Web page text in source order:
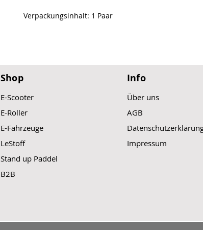
Verpackungsinhalt: 1 Paar
Shop
E-Scooter
E-Roller
E-Fahrzeuge
LeStoff
Stand up Paddel
B2B
Info
Über uns
AGB
Impressum